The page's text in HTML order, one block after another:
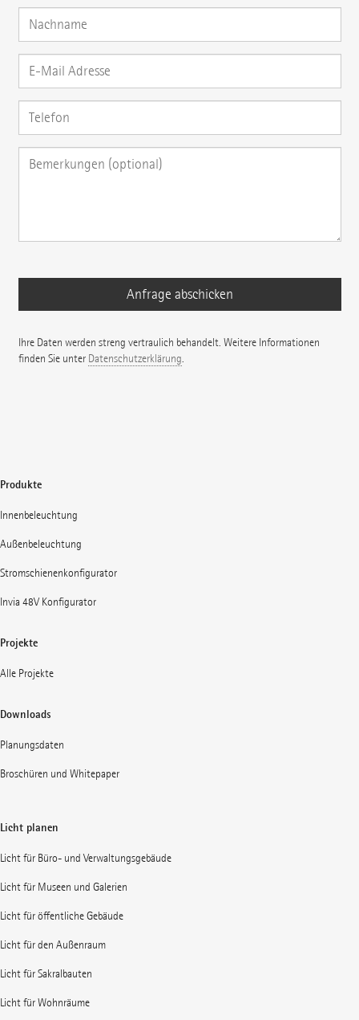
Ihre Daten werden streng vertraulich behandelt. Weitere Informationen
finden Sie unter Datenschutzerklärung.
Produkte
Innenbeleuchtung
Außenbeleuchtung
Stromschienenkonfigurator
Invia 48V Konfigurator
Projekte
Alle Projekte
Downloads
Planungsdaten
Broschüren und Whitepaper
Licht planen
Licht für Büro- und Verwaltungsgebäude
Licht für Museen und Galerien
Licht für öffentliche Gebäude
Licht für den Außenraum
Licht für Sakralbauten
Licht für Wohnräume